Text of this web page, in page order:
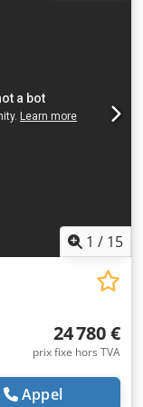
Nombre de
Largeur
complet, prêt
chaînes -
de curage de
1 / 15
24 780 €
prix fixe hors TVA
Appel